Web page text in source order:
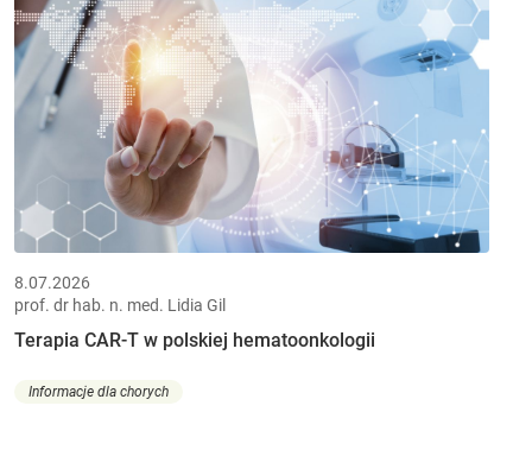
8.07.2026
prof. dr hab. n. med. Lidia Gil
Terapia CAR-T w polskiej hematoonkologii
Informacje dla chorych